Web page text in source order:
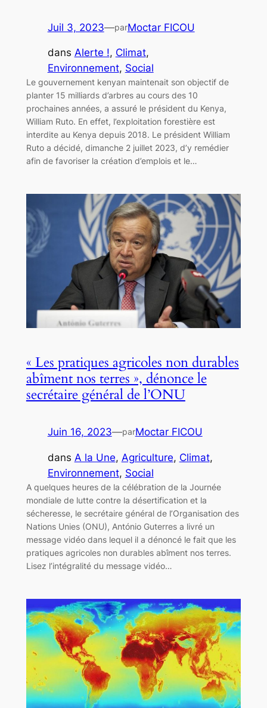
Juil 3, 2023—parMoctar FICOU
dans Alerte !, Climat
Environnement, Social
Le gouvernement kenyan maintenait son objectif de
planter 15 milliards d’arbres au cours des 10
prochaines années, a assuré le président du Kenya,
William Ruto. En effet, l’exploitation forestière est
interdite au Kenya depuis 2018. Le président William
Ruto a décidé, dimanche 2 juillet 2023, d’y remédier
afin de favoriser la création d’emplois et le…
« Les pratiques agricoles non durables
abîment nos terres », dénonce le
secrétaire général de l’ONU
Juin 16, 2023—parMoctar FICOU
dans A la Une, Agriculture, Climat
Environnement, Social
A quelques heures de la célébration de la Journée
mondiale de lutte contre la désertification et la
sécheresse, le secrétaire général de l’Organisation des
Nations Unies (ONU), António Guterres a livré un
message vidéo dans lequel il a dénoncé le fait que les
pratiques agricoles non durables abîment nos terres.
Lisez l’intégralité du message vidéo…